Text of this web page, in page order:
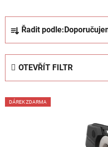
p
Řadit podle:
OTEVŘÍT FILTR
V
ý
DÁREK ZDARMA